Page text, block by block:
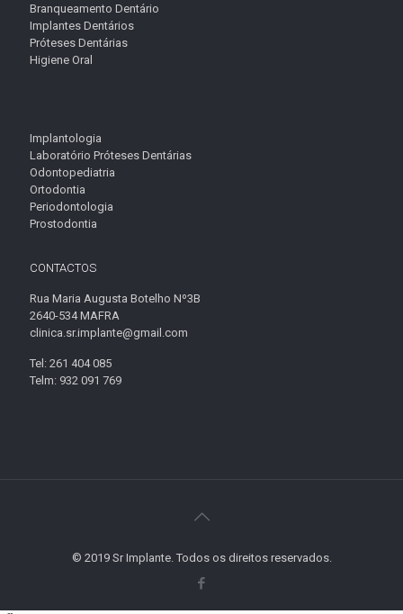
Branqueamento Dentário
Implantes Dentários
Próteses Dentárias
Higiene Oral
Implantologia
Laboratório Próteses Dentárias
Odontopediatria
Ortodontia
Periodontologia
Prostodontia
CONTACTOS
Rua Maria Augusta Botelho Nº3B
2640-534 MAFRA
clinica.sr.implante@gmail.com
Tel: 261 404 085
Telm: 932 091 769
© 2019 Sr Implante. Todos os direitos reservados.